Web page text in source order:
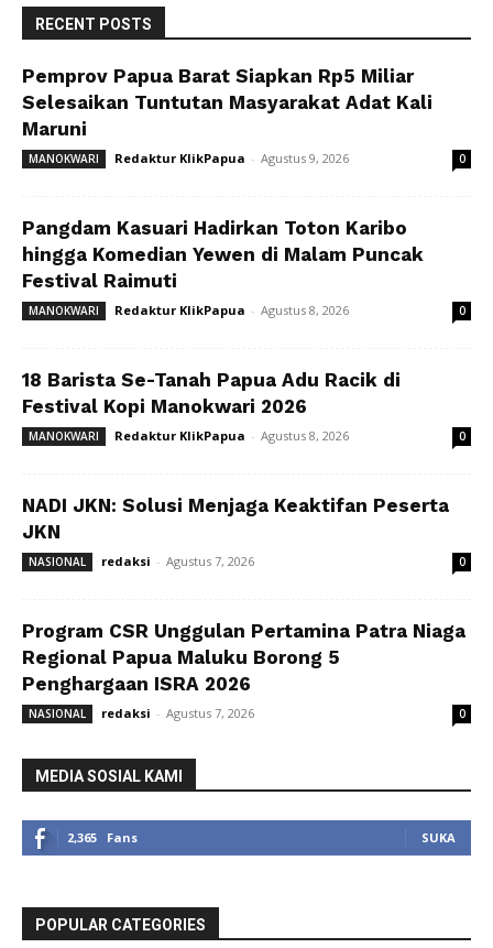
RECENT POSTS
Pemprov Papua Barat Siapkan Rp5 Miliar
Selesaikan Tuntutan Masyarakat Adat Kali
Maruni
MANOKWARI Redaktur KlikPapua - Agustus 9, 2026 0
Pangdam Kasuari Hadirkan Toton Karibo
hingga Komedian Yewen di Malam Puncak
Festival Raimuti
MANOKWARI Redaktur KlikPapua - Agustus 8, 2026 0
18 Barista Se-Tanah Papua Adu Racik di
Festival Kopi Manokwari 2026
MANOKWARI Redaktur KlikPapua - Agustus 8, 2026 0
NADI JKN: Solusi Menjaga Keaktifan Peserta
JKN
NASIONAL redaksi - Agustus 7, 2026 0
Program CSR Unggulan Pertamina Patra Niaga
Regional Papua Maluku Borong 5
Penghargaan ISRA 2026
NASIONAL redaksi - Agustus 7, 2026 0
MEDIA SOSIAL KAMI
2,365 Fans SUKA
POPULAR CATEGORIES